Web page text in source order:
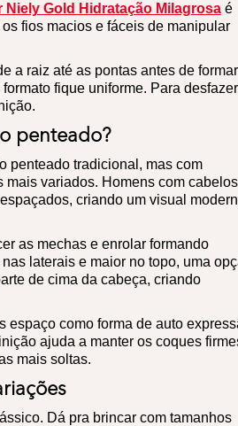
Niely Gold Hidratação Milagrosaé
fios macios e fáceis de manipular
a raiz até as pontas antes de
fique uniforme. Para
penteado?
penteado tradicional, mas com
mais variados. Homens com cabelos
criando um visual
as mechas e enrolar formando
laterais e maior no topo, uma
de cima da cabeça, criando
espaço como forma de auto
ajuda a manter os coques
mais soltas.
Dá pra brincar com tamanhos